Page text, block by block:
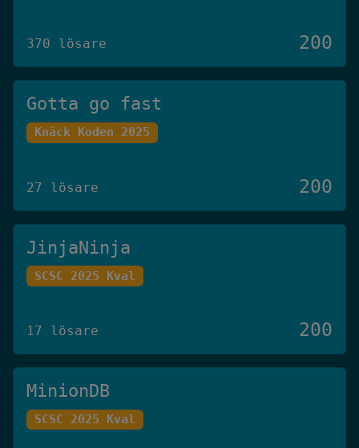
370 lösare 200
Gotta go fast
Knäck Koden 2025
27 lösare 200
JinjaNinja
SCSC 2025 Kval
17 lösare 200
MinionDB
SCSC 2025 Kval